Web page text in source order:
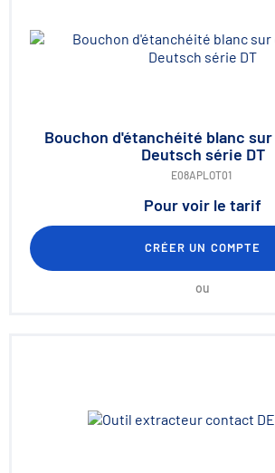
Bouchon d'étanchéité blanc
Deutsch série DT
E08APLOT01
Pour voir le tarif
CRÉER UN COMPTE
ou